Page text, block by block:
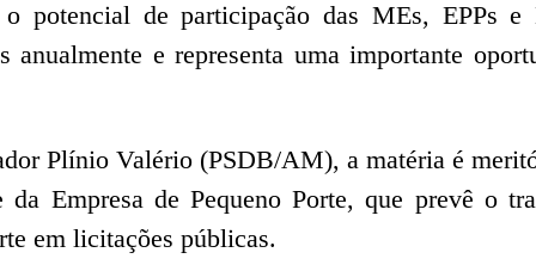
potencial de participação das MEs, EPPs
e representa uma importante
Plínio Valério (PSDB/AM), a matéria é
Empresa de Pequeno Porte, que prevê o
em licitações públicas.